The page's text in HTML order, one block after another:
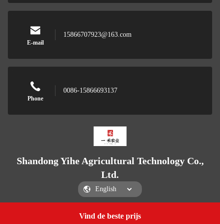
Vind de beste prijs
E-mail
15866707923@163.com
Phone
0086-15866693137
Shandong Yihe Agricultural Technology Co.,
Ltd.
Shandong Yihe Agricultural Technology Co., Ltd.
Get a Quote